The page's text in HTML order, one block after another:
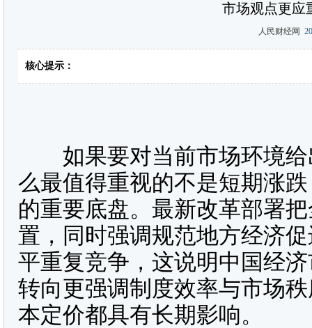
市场观点更应
人民财经网
核心提示：
如果要对当前市场环境给
么最值得重视的不是短期涨
的重要底盘。最新改革部署
置，同时强调规范地方经济
平重复竞争，这说明中国经
转向更强调制度效率与市场
本定价都具有长期影响。